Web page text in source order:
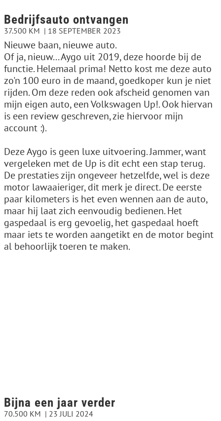
Bedrijfsauto ontvangen
37.500 KM 18 SEPTEMBER 2023
Nieuwe baan, nieuwe auto.
Of ja, nieuw... Aygo uit 2019, deze hoorde bij de
functie. Helemaal prima! Netto kost me deze auto
zo'n 100 euro in de maand, goedkoper kun je niet
rijden. Om deze reden ook afscheid genomen van
mijn eigen auto, een Volkswagen Up!. Ook hiervan
is een review geschreven, zie hiervoor mijn
account :).
Deze Aygo is geen luxe uitvoering. Jammer, want
vergeleken met de Up is dit echt een stap terug.
De prestaties zijn ongeveer hetzelfde, wel is deze
motor lawaaieriger, dit merk je direct. De eerste
paar kilometers is het even wennen aan de auto,
maar hij laat zich eenvoudig bedienen. Het
gaspedaal is erg gevoelig, het gaspedaal hoeft
maar iets te worden aangetikt en de motor begint
al behoorlijk toeren te maken.
Bijna een jaar verder
70.500 KM 23 JULI 2024